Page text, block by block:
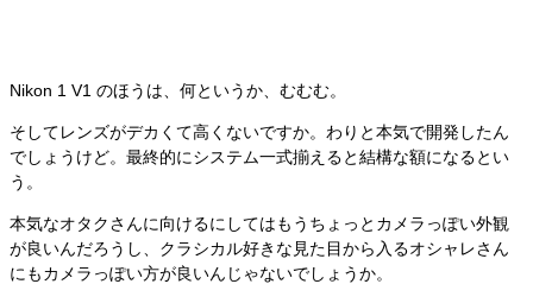
Nikon 1 V1 のほうは、何というか、むむむ。
そしてレンズがデカくて高くないですか。わりと本気で開発したん
でしょうけど。最終的にシステム一式揃えると結構な額になるとい
う。
本気なオタクさんに向けるにしてはもうちょっとカメラっぽい外観
が良いんだろうし、クラシカル好きな見た目から入るオシャレさん
にもカメラっぽい方が良いんじゃないでしょうか。